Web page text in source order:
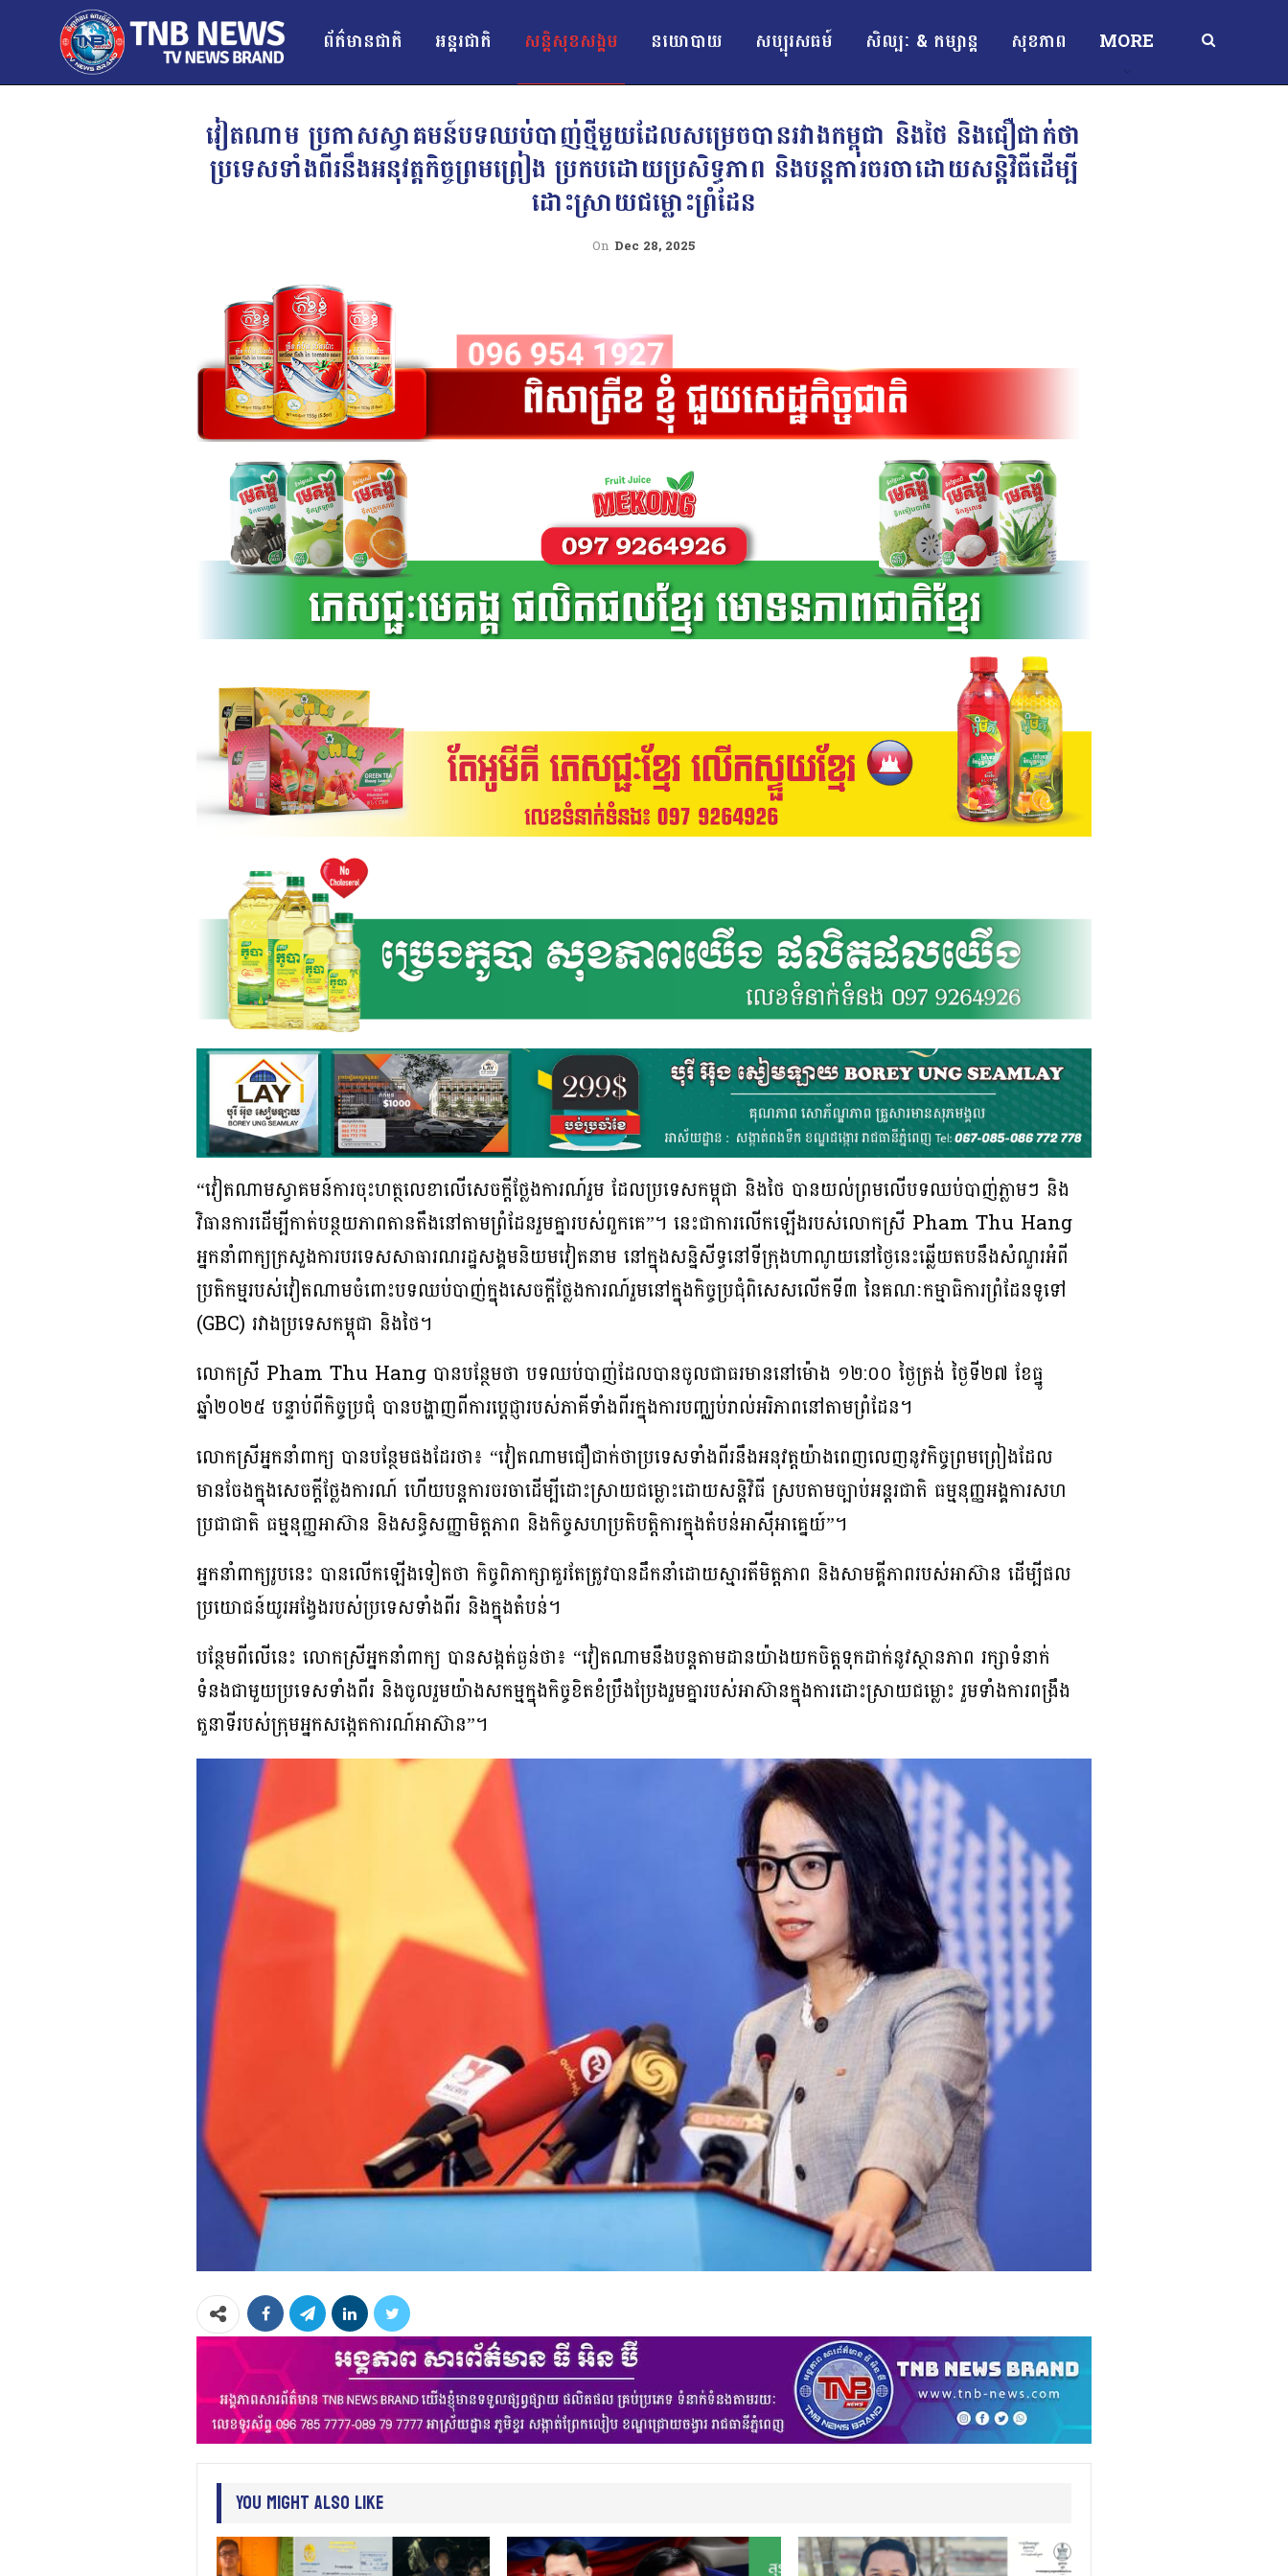
ព័ត៌មានជាតិ អន្ដរជាតិ សន្តិសុខសង្គម នយោបាយ សប្បុរសធម៍ សិល្បៈ & កម្សាន្ត សុខភាព MORE
វៀតណាម ប្រកាសស្វាគមន៍បទឈប់បាញ់ថ្មីមួយដែលសម្រេចបានរវាងកម្ពុជា និងថៃ និងជឿជាក់ថា
ប្រទេសទាំងពីរនឹងអនុវត្តកិច្ចព្រមព្រៀង ប្រកបដោយប្រសិទ្ធភាព និងបន្តការចរចាដោយសន្តិវិធីដើម្បី
ដោះស្រាយជម្លោះព្រំដែន
On Dec 28, 2025
“វៀតណាមស្វាគមន៍ការចុះហត្ថលេខាលើសេចក្តីថ្លែងការណ៍រួម ដែលប្រទេសកម្ពុជា និងថៃ បានយល់ព្រមលើបទឈប់បាញ់ភ្លាមៗ និង
វិធានការដើម្បីកាត់បន្ថយភាពតានតឹងនៅតាមព្រំដែនរួមគ្នារបស់ពួកគេ”។ នេះជាការលើកឡើងរបស់លោកស្រី Pham Thu Hang
អ្នកនាំពាក្យក្រសួងការបរទេសសាធារណរដ្ឋសង្គមនិយមវៀតនាម នៅក្នុងសន្និសីទ្ធនៅទីក្រុងហាណូយនៅថ្ងៃនេះឆ្លើយតបនឹងសំណួរអំពី
ប្រតិកម្មរបស់វៀតណាមចំពោះបទឈប់បាញ់ក្នុងសេចក្តីថ្លែងការណ៍រួមនៅក្នុងកិច្ចប្រជុំពិសេសលើកទី៣ នៃគណៈកម្មាធិការព្រំដែនទូទៅ
(GBC) រវាងប្រទេសកម្ពុជា និងថៃ។
លោកស្រី Pham Thu Hang បានបន្ថែមថា បទឈប់បាញ់ដែលបានចូលជាធរមាននៅម៉ោង ១២:០០ ថ្ងៃត្រង់ ថ្ងៃទី២៧ ខែធ្នូ
ឆ្នាំ២០២៥ បន្ទាប់ពីកិច្ចប្រជុំ បានបង្ហាញពីការប្តេជ្ញារបស់ភាគីទាំងពីរក្នុងការបញ្ឈប់រាល់អរិភាពនៅតាមព្រំដែន។
លោកស្រីអ្នកនាំពាក្យ បានបន្ថែមផងដែរថា៖ “វៀតណាមជឿជាក់ថាប្រទេសទាំងពីរនឹងអនុវត្តយ៉ាងពេញលេញនូវកិច្ចព្រមព្រៀងដែល
មានចែងក្នុងសេចក្តីថ្លែងការណ៍ ហើយបន្តការចរចាដើម្បីដោះស្រាយជម្លោះដោយសន្តិវិធី ស្របតាមច្បាប់អន្តរជាតិ ធម្មនុញ្ញអង្គការសហ
ប្រជាជាតិ ធម្មនុញ្ញអាស៊ាន និងសន្ធិសញ្ញាមិត្តភាព និងកិច្ចសហប្រតិបត្តិការក្នុងតំបន់អាស៊ីអាគ្នេយ៍”។
អ្នកនាំពាក្យរូបនេះ បានលើកឡើងទៀតថា កិច្ចពិភាក្សាគួរតែត្រូវបានដឹកនាំដោយស្មារតីមិត្តភាព និងសាមគ្គីភាពរបស់អាស៊ាន ដើម្បីផល
ប្រយោជន៍យូរអង្វែងរបស់ប្រទេសទាំងពីរ និងក្នុងតំបន់។
បន្ថែមពីលើនេះ លោកស្រីអ្នកនាំពាក្យ បានសង្កត់ធ្ងន់ថា៖ “វៀតណាមនឹងបន្តតាមដានយ៉ាងយកចិត្តទុកដាក់នូវស្ថានភាព រក្សាទំនាក់
ទំនងជាមួយប្រទេសទាំងពីរ និងចូលរួមយ៉ាងសកម្មក្នុងកិច្ចខិតខំប្រឹងប្រែងរួមគ្នារបស់អាស៊ានក្នុងការដោះស្រាយជម្លោះ រួមទាំងការពង្រឹង
តួនាទីរបស់ក្រុមអ្នកសង្កេតការណ៍អាស៊ាន”។
You Might Also Like